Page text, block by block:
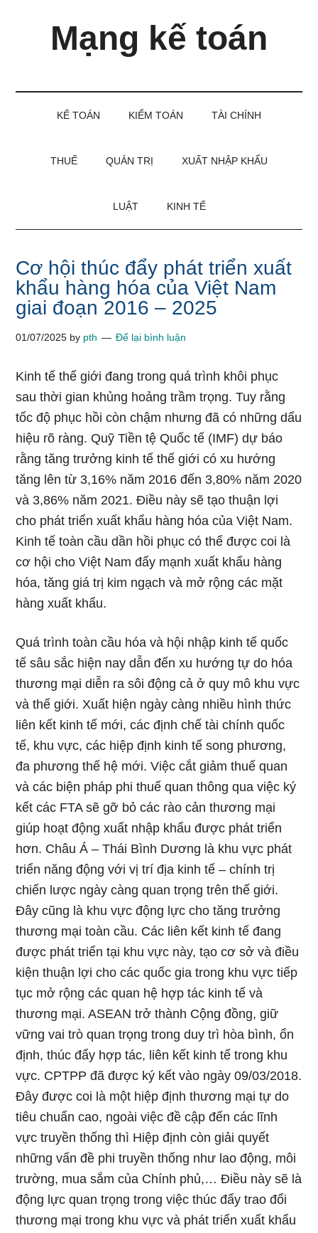
Mạng kế toán
KẾ TOÁN KIỂM TOÁN TÀI CHÍNH
THUẾ QUẢN TRỊ XUẤT NHẬP KHẨU
LUẬT KINH TẾ
Cơ hội thúc đẩy phát triển xuất
khẩu hàng hóa của Việt Nam
giai đoạn 2016 – 2025
01/07/2025 by pth Để lại bình luận
Kinh tế thế giới đang trong quá trình khôi phục
sau thời gian khủng hoảng trầm trọng. Tuy rằng
tốc độ phục hồi còn chậm nhưng đã có những dấu
hiệu rõ ràng. Quỹ Tiền tệ Quốc tế (IMF) dự báo
rằng tăng trưởng kinh tế thế giới có xu hướng
tăng lên từ 3,16% năm 2016 đến 3,80% năm 2020
và 3,86% năm 2021. Điều này sẽ tạo thuận lợi
cho phát triển xuất khẩu hàng hóa của Việt Nam.
Kinh tế toàn cầu dần hồi phục có thể được coi là
cơ hội cho Việt Nam đẩy mạnh xuất khẩu hàng
hóa, tăng giá trị kim ngạch và mở rộng các mặt
hàng xuất khẩu.
Quá trình toàn cầu hóa và hội nhập kinh tế quốc
tế sâu sắc hiện nay dẫn đến xu hướng tự do hóa
thương mại diễn ra sôi động cả ở quy mô khu vực
và thế giới. Xuất hiện ngày càng nhiều hình thức
liên kết kinh tế mới, các định chế tài chính quốc
tế, khu vực, các hiệp định kinh tế song phương,
đa phương thế hệ mới. Việc cắt giảm thuế quan
và các biện pháp phi thuế quan thông qua việc ký
kết các FTA sẽ gỡ bỏ các rào cản thương mại
giúp hoạt động xuất nhập khẩu được phát triển
hơn. Châu Á – Thái Bình Dương là khu vực phát
triển năng động với vị trí địa kinh tế – chính trị
chiến lược ngày càng quan trọng trên thế giới.
Đây cũng là khu vực động lực cho tăng trưởng
thương mại toàn cầu. Các liên kết kinh tế đang
được phát triển tại khu vực này, tạo cơ sở và điều
kiện thuận lợi cho các quốc gia trong khu vực tiếp
tục mở rộng các quan hệ hợp tác kinh tế và
thương mại. ASEAN trở thành Cộng đồng, giữ
vững vai trò quan trọng trong duy trì hòa bình, ổn
định, thúc đẩy hợp tác, liên kết kinh tế trong khu
vực. CPTPP đã được ký kết vào ngày 09/03/2018.
Đây được coi là một hiệp định thương mại tự do
tiêu chuẩn cao, ngoài việc đề cập đến các lĩnh
vực truyền thống thì Hiệp định còn giải quyết
những vấn đề phi truyền thống như lao động, môi
trường, mua sắm của Chính phủ,… Điều này sẽ là
động lực quan trọng trong việc thúc đẩy trao đổi
thương mại trong khu vực và phát triển xuất khẩu